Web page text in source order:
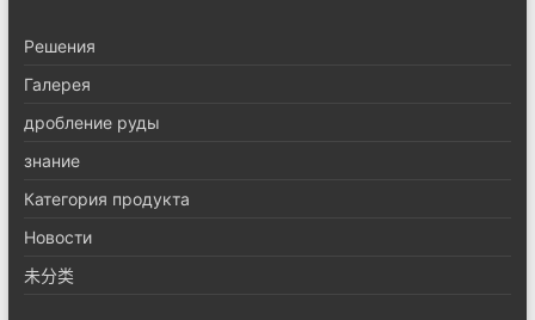
Pешения
Галерея
дробление руды
знание
Категория продукта
Новости
未分类